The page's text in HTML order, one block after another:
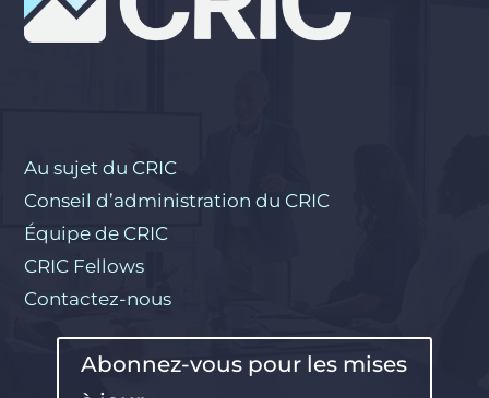
Au sujet du CRIC
Conseil d’administration du CRIC
Équipe de CRIC
CRIC Fellows
Contactez-nous
Abonnez-vous pour les mises